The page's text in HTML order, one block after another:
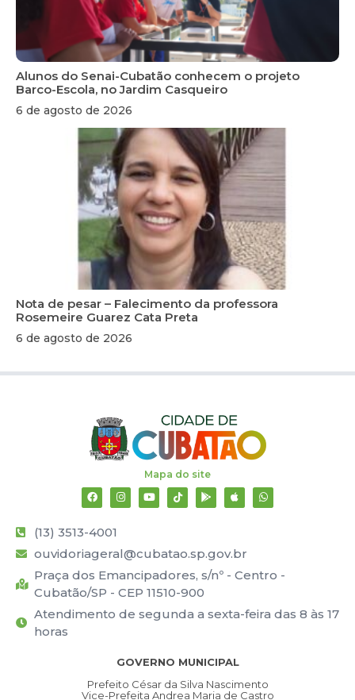
Alunos do Senai-Cubatão conhecem o projeto
Barco-Escola, no Jardim Casqueiro
6 de agosto de 2026
Nota de pesar – Falecimento da professora
Rosemeire Guarez Cata Preta
6 de agosto de 2026
Mapa do site
(13) 3513-4001
ouvidoriageral@cubatao.sp.gov.br
Praça dos Emancipadores, s/nº - Centro -
Cubatão/SP - CEP 11510-900
Atendimento de segunda a sexta-feira das 8 às 17
horas
GOVERNO MUNICIPAL
Prefeito César da Silva Nascimento
Vice-Prefeita Andrea Maria de Castro